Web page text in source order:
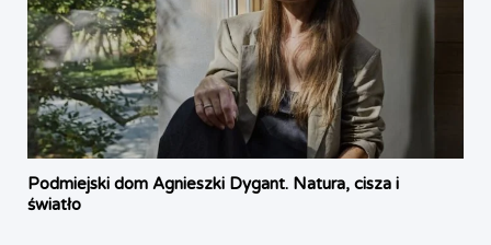
Podmiejski dom Agnieszki Dygant. Natura, cisza i
światło